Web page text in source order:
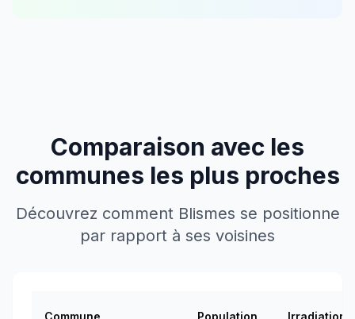
Comparaison avec les
communes les plus proches
Découvrez comment Blismes se positionne
par rapport à ses voisines
Commune Population Irradiation